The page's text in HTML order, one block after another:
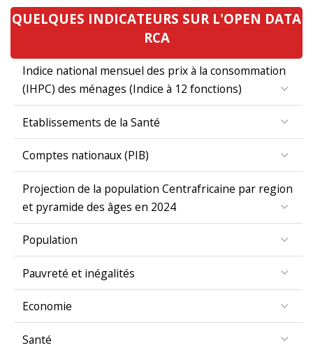
QUELQUES INDICATEURS SUR L'OPEN DATA
RCA
Indice national mensuel des prix à la consommation
(IHPC) des ménages (Indice à 12 fonctions)
Etablissements de la Santé
Comptes nationaux (PIB)
Projection de la population Centrafricaine par region
et pyramide des âges en 2024
Population
Pauvreté et inégalités
Economie
Santé